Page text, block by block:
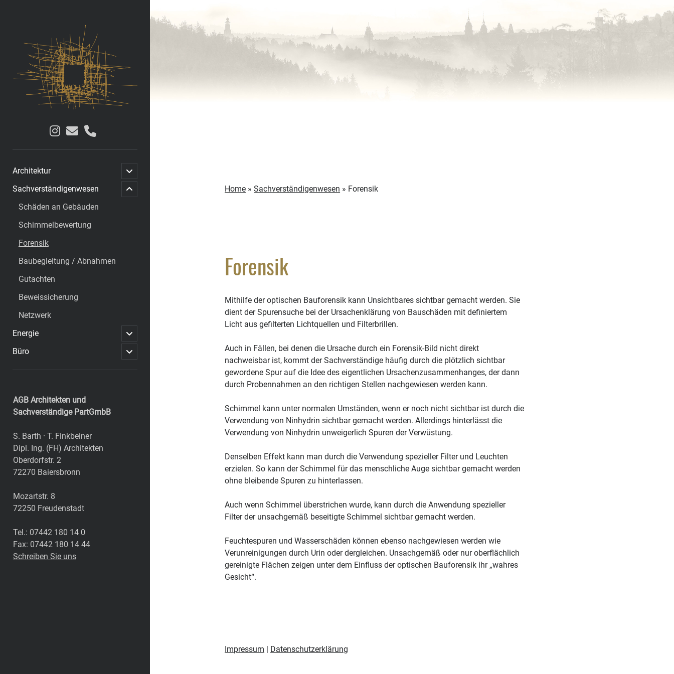
Architekten
und
Sachverständige
PartGmbB
instagram
emailphone
Architektur
open
child
menu
Sachverständigenwesen open
child
menu
Schäden an Gebäuden
Schimmelbewertung
Forensik
Baubegleitung / Abnahmen
Gutachten
Beweissicherung
Netzwerk
Energie
open
child
menu
Büro
open
child
Sidebar
AGB Architekten und
Sachverständige PartGmbB
S. Barth · T. Finkbeiner
Dipl. Ing. (FH) Architekten
Oberdorfstr. 2
72270 Baiersbronn
Mozartstr. 8
72250 Freudenstadt
Tel.: 07442 180 14 0
Fax: 07442 180 14 44
Schreiben Sie uns
Home » Sachverständigenwesen » Forensik
Forensik
Mithilfe der optischen Bauforensik kann Unsichtbares sichtbar gemacht werden. Sie
dient der Spurensuche bei der Ursachenklärung von Bauschäden mit definiertem
Licht aus gefilterten Lichtquellen und Filterbrillen.
Auch in Fällen, bei denen die Ursache durch ein Forensik-Bild nicht direkt
nachweisbar ist, kommt der Sachverständige häufig durch die plötzlich sichtbar
gewordene Spur auf die Idee des eigentlichen Ursachenzusammenhanges, der dann
durch Probennahmen an den richtigen Stellen nachgewiesen werden kann.
Schimmel kann unter normalen Umständen, wenn er noch nicht sichtbar ist durch die
Verwendung von Ninhydrin sichtbar gemacht werden. Allerdings hinterlässt die
Verwendung von Ninhydrin unweigerlich Spuren der Verwüstung.
Denselben Effekt kann man durch die Verwendung spezieller Filter und Leuchten
erzielen. So kann der Schimmel für das menschliche Auge sichtbar gemacht werden
ohne bleibende Spuren zu hinterlassen.
Auch wenn Schimmel überstrichen wurde, kann durch die Anwendung spezieller
Filter der unsachgemäß beseitigte Schimmel sichtbar gemacht werden.
Feuchtespuren und Wasserschäden können ebenso nachgewiesen werden wie
Verunreinigungen durch Urin oder dergleichen. Unsachgemäß oder nur oberflächlich
gereinigte Flächen zeigen unter dem Einfluss der optischen Bauforensik ihr „wahres
Gesicht“.
Impressum | Datenschutzerklärung